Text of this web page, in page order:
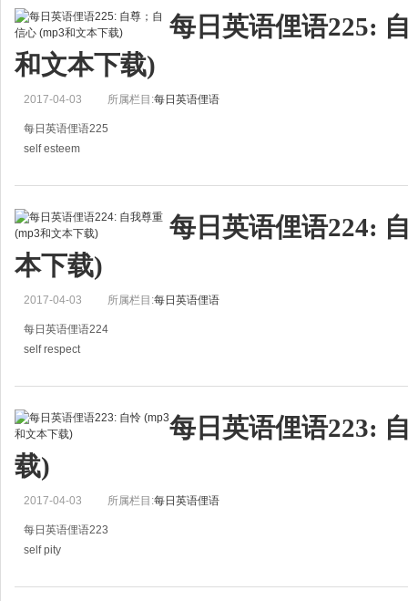
Taebo is really a type of aerobics, not a type of martial arts.
拳击有氧是有氧运动的一种，而非一种武术。
每日英语俚语225:
和文本下载)
2017-04-03 所属栏目:每日英语俚语
每日英语俚语225
self esteem
自尊；自信心
We must all develop our self esteem.
我们必须要加强发展我们的自信心。
每日英语俚语224:
本下载)
2017-04-03 所属栏目:每日英语俚语
每日英语俚语224
self respect
自我尊重
Have some self respect, man!.
请自重，老兄!
每日英语俚语223:
载)
2017-04-03 所属栏目:每日英语俚语
每日英语俚语223
self pity
自怜